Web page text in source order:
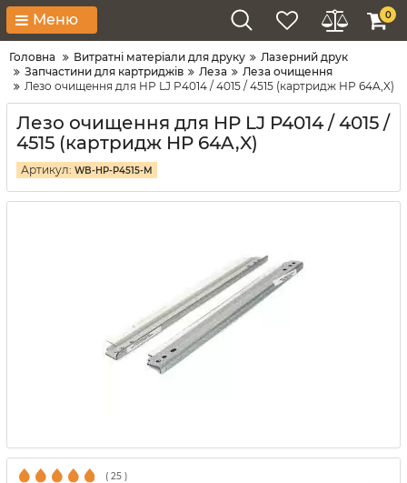
Меню 0
Головна Витратні матеріали для друку
Лазерний друк
Запчастини для картриджів
Леза
Леза очищення
Лезо очищення для HP LJ P4014 / 4015 / 4515 (картридж HP 64A,X)
Лезо очищення для HP LJ P4014 / 4015 /
4515 (картридж HP 64A,X)
Артикул: WB-HP-P4515-M
( 25 )